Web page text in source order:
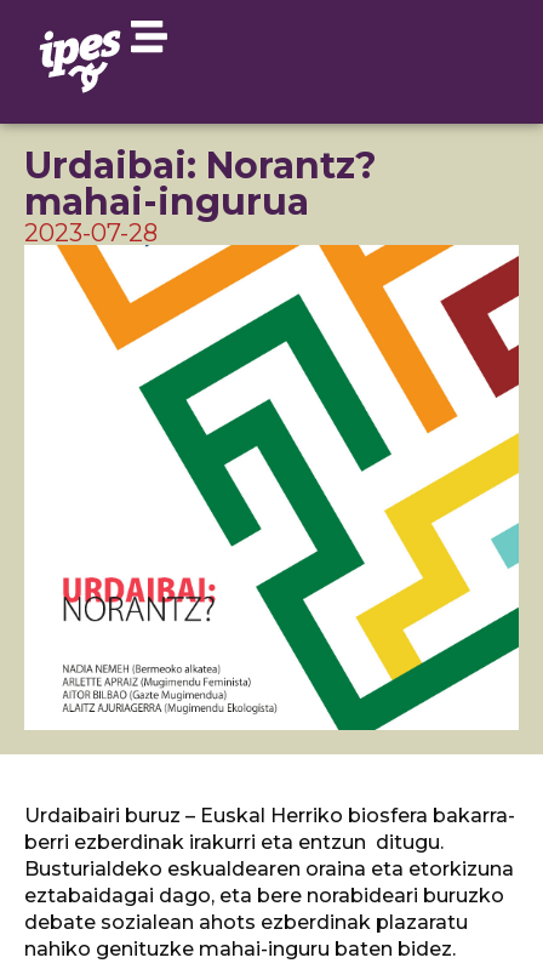
Urdaibai: Norantz?
mahai-ingurua
2023-07-28
Urdaibairi buruz – Euskal Herriko biosfera bakarra-
berri ezberdinak irakurri eta entzun ditugu.
Busturialdeko eskualdearen oraina eta etorkizuna
eztabaidagai dago, eta bere norabideari buruzko
debate sozialean ahots ezberdinak plazaratu
nahiko genituzke mahai-inguru baten bidez.